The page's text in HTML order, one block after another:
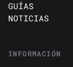
GUÍAS
NOTICIAS
INFORMACIÓN